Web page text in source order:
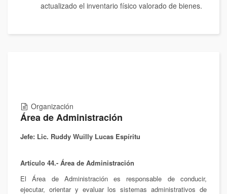
actualizado el inventario físico valorado de bienes.
Organización
Área de Administración
Jefe: Lic. Ruddy Wuilly Lucas Espíritu
Artículo 44.- Área de Administración
El Área de Administración es responsable de conducir,
ejecutar, orientar y evaluar los sistemas administrativos de